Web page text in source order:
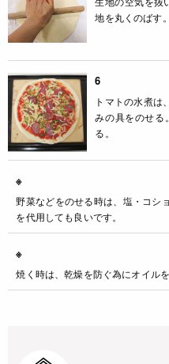
地を丸くのばす。
6
トマトの水煮は
みの具をのせ
る。
※
野菜などをのせる時は、塩・コシ
を代用しても良いです。
※
焼く時は、乾燥を防ぐ為にオイルを